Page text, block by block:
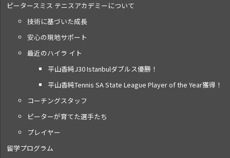
ピータースミス テニスアカデミーについて
技術に基づいた成長
安心の現地サポート
最近のハイラ イト
平山香純J30 Istanbulダブルス優勝！
平山香純Tennis SA State League Player of the Year獲得！
コーチングスタッフ
ピーターが育てた選手たち
プレイヤー
留学プログラム